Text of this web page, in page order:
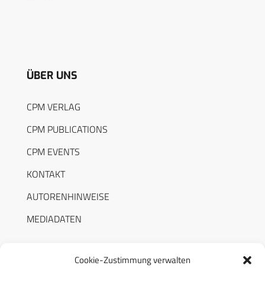
Cookie-Zustimmung verwalten
ÜBER UNS
CPM VERLAG
CPM PUBLICATIONS
CPM EVENTS
KONTAKT
AUTORENHINWEISE
MEDIADATEN